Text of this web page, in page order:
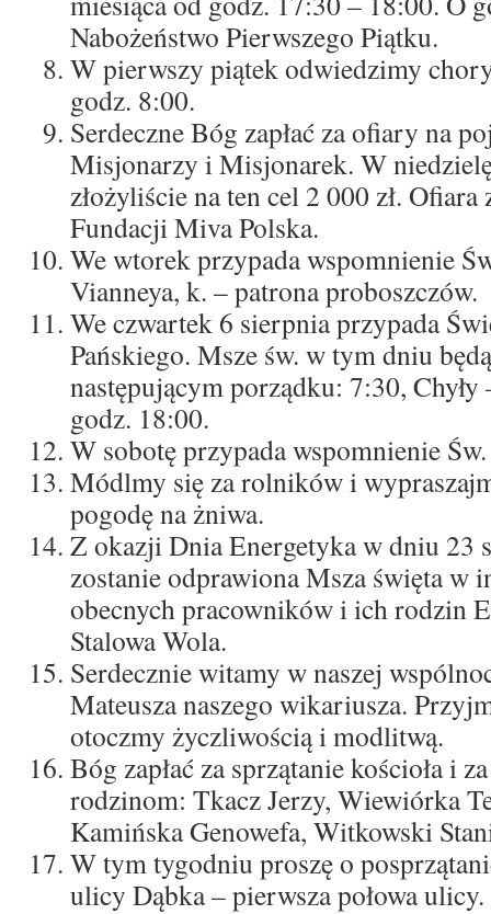
Nabożeństwo Pierwszego Piątku.
W pierwszy piątek odwiedzimy
godz. 8:00.
Serdeczne Bóg zapłać za ofiary na
Misjonarzy i Misjonarek. W
złożyliście na ten cel 2 000 zł. Ofiara
Fundacji Miva Polska.
We wtorek przypada wspomnienie
Vianneya, k. – patrona proboszczów.
We czwartek 6 sierpnia przypada
Pańskiego. Msze św. w tym dniu
następującym porządku: 7:30,
godz. 18:00.
W sobotę przypada wspomnienie
Módlmy się za rolników i
pogodę na żniwa.
Z okazji Dnia Energetyka w dniu 23
zostanie odprawiona Msza święta w
obecnych pracowników i ich rodzin
Stalowa Wola.
Serdecznie witamy w naszej
Mateusza naszego wikariusza.
otoczmy życzliwością i modlitwą.
Bóg zapłać za sprzątanie kościoła i
rodzinom: Tkacz Jerzy, Wiewiórka
Kamińska Genowefa, Witkowski
W tym tygodniu proszę o
ulicy Dąbka – pierwsza połowa ulicy.